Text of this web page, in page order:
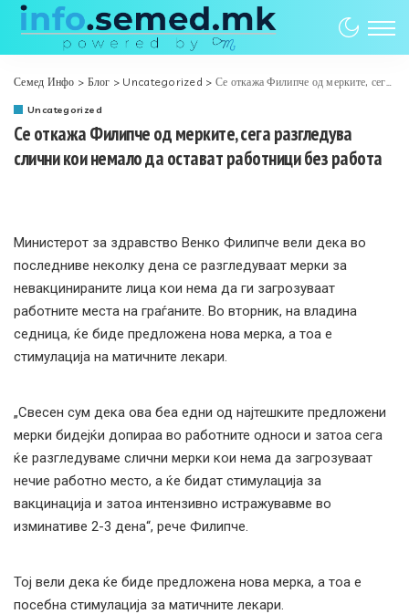
Семед Инфо > Блог > Uncategorized > Се откажа Филипче од мерките, сега разгледува слични кои немало да остават работници без работа
Uncategorized
Се откажа Филипче од мерките, сега разгледува
слични кои немало да остават работници без работа
Министерот за здравство Венко Филипче вели дека во
последниве неколку дена се разгледуваат мерки за
невакцинираните лица кои нема да ги загрозуваат
работните места на граѓаните. Во вторник, на владина
седница, ќе биде предложена нова мерка, а тоа е
стимулација на матичните лекари.
„Свесен сум дека ова беа едни од најтешките предложени
мерки бидејќи допираа во работните односи и затоа сега
ќе разгледуваме слични мерки кои нема да загрозуваат
нечие работно место, а ќе бидат стимулација за
вакцинација и затоа интензивно истражувавме во
изминативе 2-3 дена“, рече Филипче.
Тој вели дека ќе биде предложена нова мерка, а тоа е
посебна стимулација за матичните лекари.